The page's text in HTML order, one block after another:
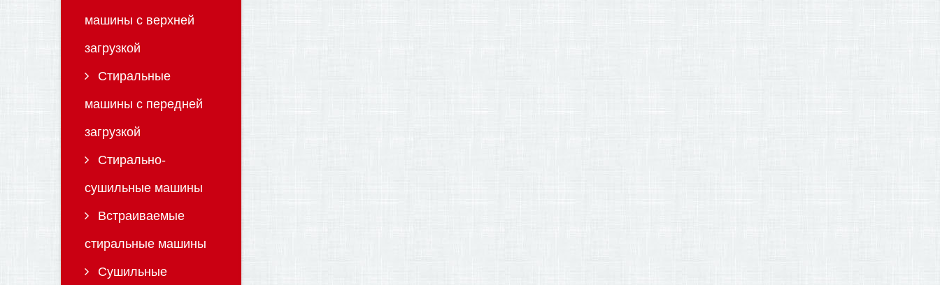
машины с верхней
загрузкой
Стиральные
машины с передней
загрузкой
Стирально-
сушильные машины
Встраиваемые
стиральные машины
Сушильные